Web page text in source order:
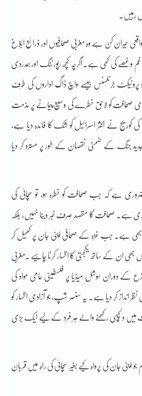
رہیں۔
حیران کن ہے وہ مغربی صحافیوں اور ذرائع ابلاغ
و غصے کی کمی ہے۔ اگرچہ کچھ رپورٹنگ اور ہمدردی
پروٹیکٹ جرنلسٹس جیسے واچ ڈاگ اداروں کی طرف
صحافت کو لاحق خطرے کی وسیع پیمانے پر مذمت
کوریج نے اکثر اسرائیل کو شک کا فائدہ دیا ہے،
جدید جنگ کے ضمنی نقصان کے طور پر مسترد کر دیا
ضروری ہے کہ جب صحافت کو خطرہ ہو، تو سچائی کی
ہے۔ صحافت کا مقصد صرف خبر دینا نہیں، بلکہ
بھی ہے۔ جب غزہ کے صحافی اپنی جان پر کھیل کر
بھی ان کے ساتھ یکجہتی کا اظہار کرنا چاہیے ۔مغربی
کے دوران سوشل میڈیا پر فلسطینی حامی مواد کی
انداز کر دیا ہے۔ یہ سنسر شپ، جو آزادی اظہار کو
میں دلچسپی رکھنے والے ہر فرد کے لیے ایک بڑی
اپنی جان کی پرواہ کیے بغیر سچائی کی راہ میں قربان